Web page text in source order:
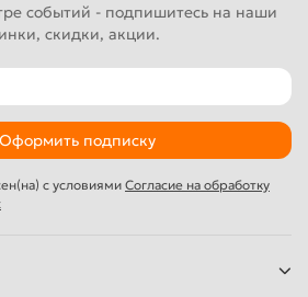
событий - подпишитесь на наши
скидки, акции.
Оформить подписку
с условиями Согласие на обработку